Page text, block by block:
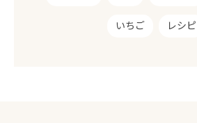
いちご レシピ